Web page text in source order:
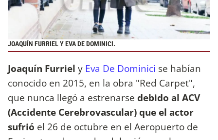
JOAQUÍN FURRIEL Y EVA DE DOMINICI.
Joaquín Furriel y Eva De Dominici se habían
conocido en 2015, en la obra "Red Carpet",
que nunca llegó a estrenarse debido al ACV
(Accidente Cerebrovascular) que el actor
sufrió el 26 de octubre en el Aeropuerto de